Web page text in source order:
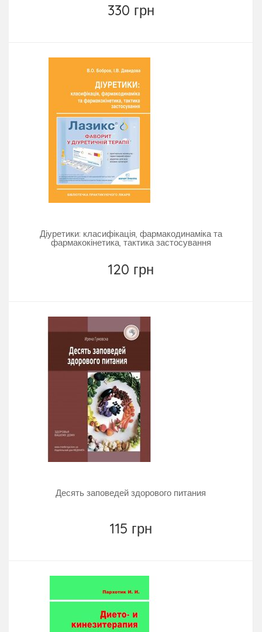
330 грн
Діуретики: класифікація, фармакодинаміка та
фармакокінетика, тактика застосування
120 грн
Десять заповедей здорового питания
115 грн